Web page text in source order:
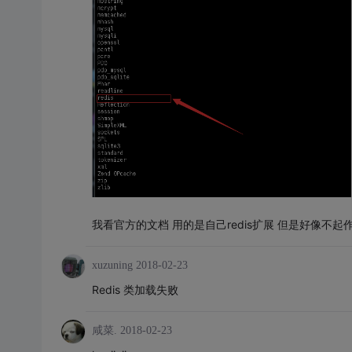
我看官方的文档 用的是自己redis扩展 但是好像不起
xuzuning 2018-02-23
Redis 类加载失败
咸菜. 2018-02-23